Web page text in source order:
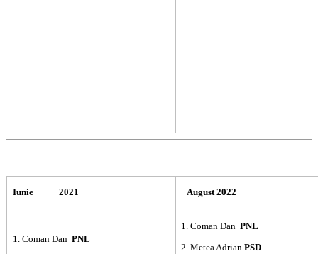
Iunie 2021
1. Coman Dan PNL
August 2022
1. Coman DanPNL
2. Metea AdrianPSD